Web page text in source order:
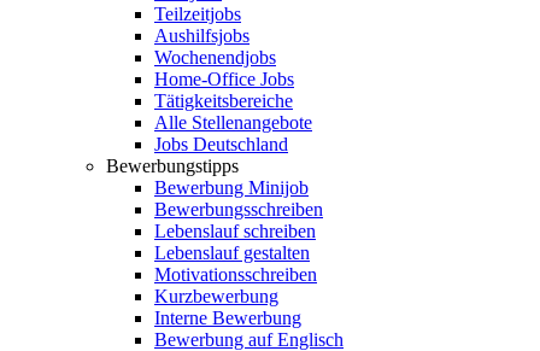
Teilzeitjobs
Aushilfsjobs
Wochenendjobs
Home-Office Jobs
Tätigkeitsbereiche
Alle Stellenangebote
Jobs Deutschland
Bewerbungstipps
Bewerbung Minijob
Bewerbungsschreiben
Lebenslauf schreiben
Lebenslauf gestalten
Motivationsschreiben
Kurzbewerbung
Interne Bewerbung
Bewerbung auf Englisch